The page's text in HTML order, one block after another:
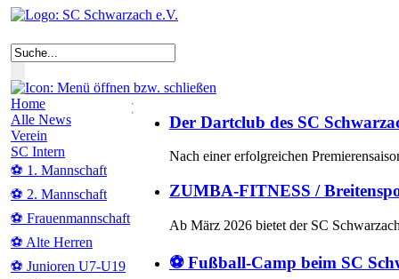
Home
Alle News
Verein
SC Intern
⚽ 1. Mannschaft
⚽ 2. Mannschaft
⚽ Frauenmannschaft
⚽ Alte Herren
⚽ Junioren U7-U19
Der Dartclub des SC
Nach einer erfolgreichen
ZUMBA-FITNESS /
Ab März 2026 bietet der SC
⚽ Fußball-Camp beim SC